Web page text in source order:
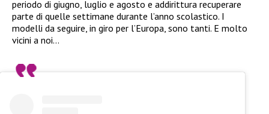
periodo di giugno, luglio e agosto e addirittura recuperare
parte di quelle settimane durante l’anno scolastico. I
modelli da seguire, in giro per l’Europa, sono tanti. E molto
vicini a noi…